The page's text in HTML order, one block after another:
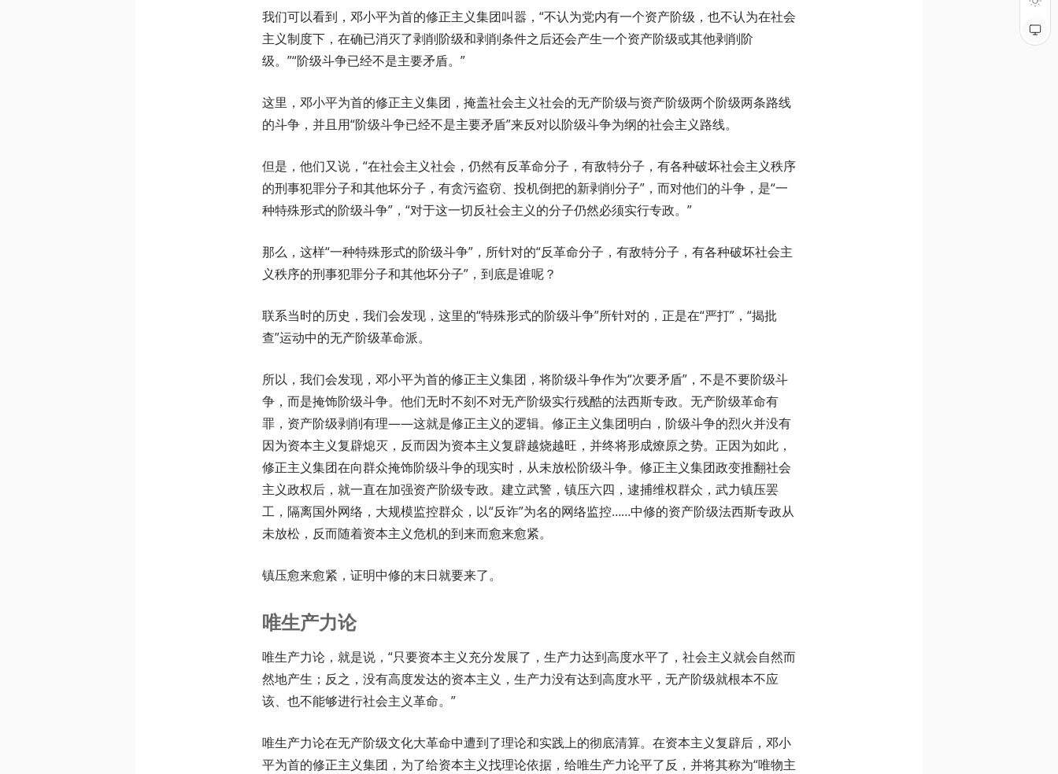
我们可以看到，邓小平为首的修正主义集团叫嚣，“不认为党内有一个资产阶级，也不认为在社会
主义制度下，在确已消灭了剥削阶级和剥削条件之后还会产生一个资产阶级或其他剥削阶
级。”“阶级斗争已经不是主要矛盾。”
这里，邓小平为首的修正主义集团，掩盖社会主义社会的无产阶级与资产阶级两个阶级两条路线
的斗争，并且用“阶级斗争已经不是主要矛盾”来反对以阶级斗争为纲的社会主义路线。
但是，他们又说，“在社会主义社会，仍然有反革命分子，有敌特分子，有各种破坏社会主义秩序
的刑事犯罪分子和其他坏分子，有贪污盗窃、投机倒把的新剥削分子”，而对他们的斗争，是“一
种特殊形式的阶级斗争”，“对于这一切反社会主义的分子仍然必须实行专政。”
那么，这样“一种特殊形式的阶级斗争”，所针对的“反革命分子，有敌特分子，有各种破坏社会主
义秩序的刑事犯罪分子和其他坏分子”，到底是谁呢？
联系当时的历史，我们会发现，这里的“特殊形式的阶级斗争”所针对的，正是在“严打”，“揭批
查”运动中的无产阶级革命派。
所以，我们会发现，邓小平为首的修正主义集团，将阶级斗争作为“次要矛盾”，不是不要阶级斗
争，而是掩饰阶级斗争。他们无时不刻不对无产阶级实行残酷的法西斯专政。无产阶级革命有
罪，资产阶级剥削有理——这就是修正主义的逻辑。修正主义集团明白，阶级斗争的烈火并没有
因为资本主义复辟熄灭，反而因为资本主义复辟越烧越旺，并终将形成燎原之势。正因为如此，
修正主义集团在向群众掩饰阶级斗争的现实时，从未放松阶级斗争。修正主义集团政变推翻社会
主义政权后，就一直在加强资产阶级专政。建立武警，镇压六四，逮捕维权群众，武力镇压罢
工，隔离国外网络，大规模监控群众，以“反诈”为名的网络监控……中修的资产阶级法西斯专政从
未放松，反而随着资本主义危机的到来而愈来愈紧。
镇压愈来愈紧，证明中修的末日就要来了。
唯生产力论
唯生产力论，就是说，“只要资本主义充分发展了，生产力达到高度水平了，社会主义就会自然而
然地产生；反之，没有高度发达的资本主义，生产力没有达到高度水平，无产阶级就根本不应
该、也不能够进行社会主义革命。”
唯生产力论在无产阶级文化大革命中遭到了理论和实践上的彻底清算。在资本主义复辟后，邓小
平为首的修正主义集团，为了给资本主义找理论依据，给唯生产力论平了反，并将其称为“唯物主